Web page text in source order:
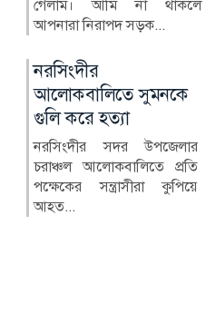
পিরোজপুর প্রতিনিধি :
পিরোজপুরের কাউখালী উপজেলার
জোবাইরের ওপর হামলার
প্রতিবাদে কুড়িগ্রামে
সাংবাদিকদের মানববন্ধন
উলিপুরে জুলাই গণঅভ্যুত্থান
দিবসের অনুষ্ঠানে পেশাগত
দায়িত্ব পালনকালে স্টার নিউ...